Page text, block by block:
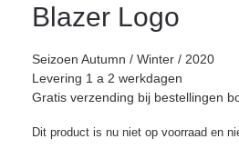
Blazer Logo
Seizoen Autumn / Winter / 2020
Levering 1 a 2 werkdagen
Gratis verzending bij bestellingen
Dit product is nu niet op voorraad en